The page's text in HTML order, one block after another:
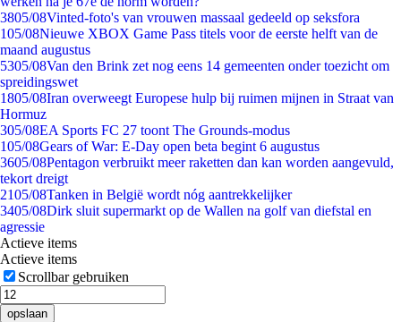
3805/08Vinted-foto's van vrouwen massaal gedeeld op seksfora
105/08Nieuwe XBOX Game Pass titels voor de eerste helft van de
maand augustus
5305/08Van den Brink zet nog eens 14 gemeenten onder toezicht om
spreidingswet
1805/08Iran overweegt Europese hulp bij ruimen mijnen in Straat van
Hormuz
305/08EA Sports FC 27 toont The Grounds-modus
105/08Gears of War: E-Day open beta begint 6 augustus
3605/08Pentagon verbruikt meer raketten dan kan worden aangevuld,
tekort dreigt
2105/08Tanken in België wordt nóg aantrekkelijker
3405/08Dirk sluit supermarkt op de Wallen na golf van diefstal en
agressie
Actieve items
Actieve items
Scrollbar gebruiken
opslaan